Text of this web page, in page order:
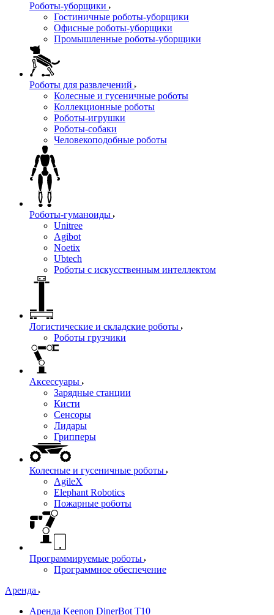
Роботы-уборщики
Гостиничные роботы-уборщики
Офисные роботы-уборщики
Промышленные роботы-уборщики
Роботы для развлечений
Колесные и гусеничные роботы
Коллекционные роботы
Роботы-игрушки
Роботы-собаки
Человекоподобные роботы
Роботы-гуманоиды
Unitree
Agibot
Noetix
Ubtech
Роботы с искусственным интеллектом
Логистические и складские роботы
Роботы грузчики
Аксессуары
Зарядные станции
Кисти
Сенсоры
Лидары
Грипперы
Колесные и гусеничные роботы
AgileX
Elephant Robotics
Пожарные роботы
Программируемые роботы
Программное обеспечение
Аренда
Аренда Keenon DinerBot T10